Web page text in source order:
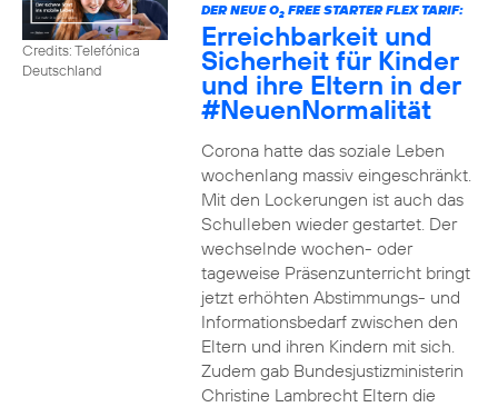
Credits: Telefónica
Deutschland
DER NEUE O2FREE STARTER FLEX TARIF:
Erreichbarkeit und
Sicherheit für Kinder
und ihre Eltern in der
#NeuenNormalität
Corona hatte das soziale Leben
wochenlang massiv eingeschränkt.
Mit den Lockerungen ist auch das
Schulleben wieder gestartet. Der
wechselnde wochen- oder
tageweise Präsenzunterricht bringt
jetzt erhöhten Abstimmungs- und
Informationsbedarf zwischen den
Eltern und ihren Kindern mit sich.
Zudem gab Bundesjustizministerin
Christine Lambrecht Eltern die